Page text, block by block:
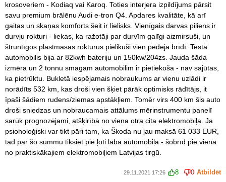
krosoveriem - Kodiaq vai Karoq. Toties interjera izpildījums pārsit
savu premium brālēnu Audi e-tron Q4. Apdares kvalitāte, kā arī
gaitas un skaņas komforts šeit ir lielisks. Vienīgais darvas piliens ir
durvju rokturi - liekas, ka ražotāji par durvīm galīgi aizmirsuši, un
štruntīgos plastmasas rokturus pielikuši vien pēdējā brīdī. Testā
automobilis bija ar 82kwh bateriju un 150kw/204zs. Jauda šāda
izmēra un 2 tonnu smagam automobilim ir pietiekoša - nav sajūtas,
ka pietrūktu. Bukletā iespējamais nobraukums ar vienu uzlādi ir
norādīts 532 km, kas droši vien šķiet pārāk optimisks rādītājs, it
īpaši šādiem rudens/ziemas apstākļiem. Tomēr virs 400 km šis auto
droši sniedzas un nobraucamais attālums mērinstrumentu panelī
sarūk prognozējami, atšķirībā no viena otra cita elektromobiļa. Ja
psioholoģiski var tikt pāri tam, ka Škoda nu jau maksā 61 033 EUR,
tad par šo summu tiksiet pie ļoti laba automobiļa - šobrīd pie viena
no praktiskākajiem elektromobiļiem Latvijas tirgū.
29.11.2021 17:26 8 0 Atbildēt